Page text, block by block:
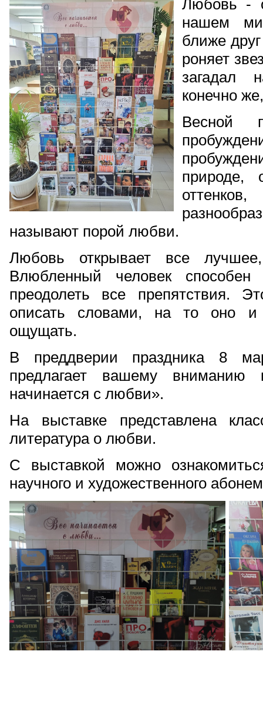
Любовь -
нашем
ближе
роняет
загадал
конечно
Весной
природе,
называют порой любви.
Любовь открывает все
Влюбленный человек
преодолеть все препятствия.
описать словами, на то оно и
ощущать.
В преддверии праздника 8
предлагает вашему вниманию
начинается с любви».
На выставке представлена
литература о любви.
С выставкой можно
научного и художественного